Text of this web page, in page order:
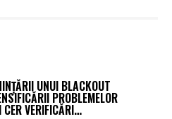
UNUI BLACKOUT
PROBLEMELOR
CER VERIFICĂRI…